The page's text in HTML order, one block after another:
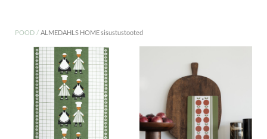
POOD / ALMEDAHLS HOME sisustustooted